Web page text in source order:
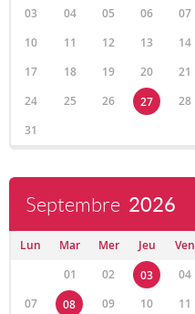
03
04 05 06 07
10
11 12 13 14
17
18 19 20 21
24
25 26 27 28
31
Septembre 2026
Lun Mar Mer Jeu Ven
01
02 03 04
07
08 09 10 11